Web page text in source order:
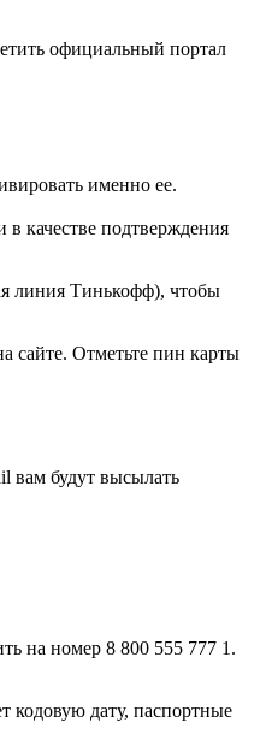
официальный портал
именно ее.
качестве подтверждения
линия Тинькофф), чтобы
сайте. Отметьте пин карты
вам будут высылать
на номер 8 800 555 777 1.
кодовую дату, паспортные